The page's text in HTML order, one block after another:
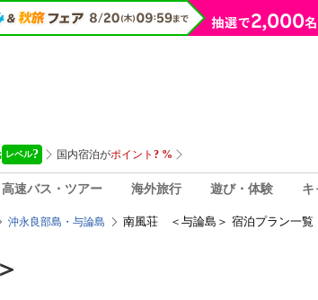
高速バス・ツアー 海外旅行 遊び・体験 キ
沖永良部島・与論島 南風荘 ＜与論島＞ 宿泊プラン一覧